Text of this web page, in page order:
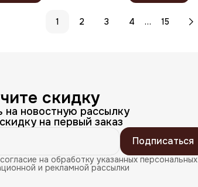
1 2 3 4 … 15
скидку
на новостную рассылку
на первый заказ
Подписаться
на обработку указанных персональных
и рекламной рассылки